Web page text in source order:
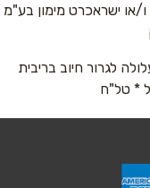
או ישראכרט מימון בע"מ
לגרור חיוב בריבית
* טל"ח